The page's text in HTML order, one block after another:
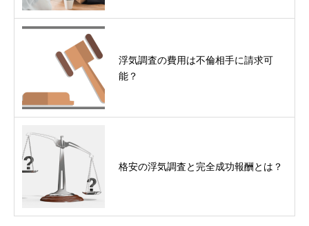
浮気調査の費用は不倫相手に請求可
能？
格安の浮気調査と完全成功報酬とは？